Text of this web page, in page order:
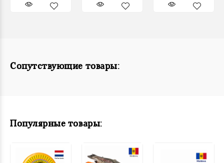
Сопутствующие товары:
Популярные товары: